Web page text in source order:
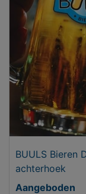
BUULS Bieren
achterhoek
Aangeboden